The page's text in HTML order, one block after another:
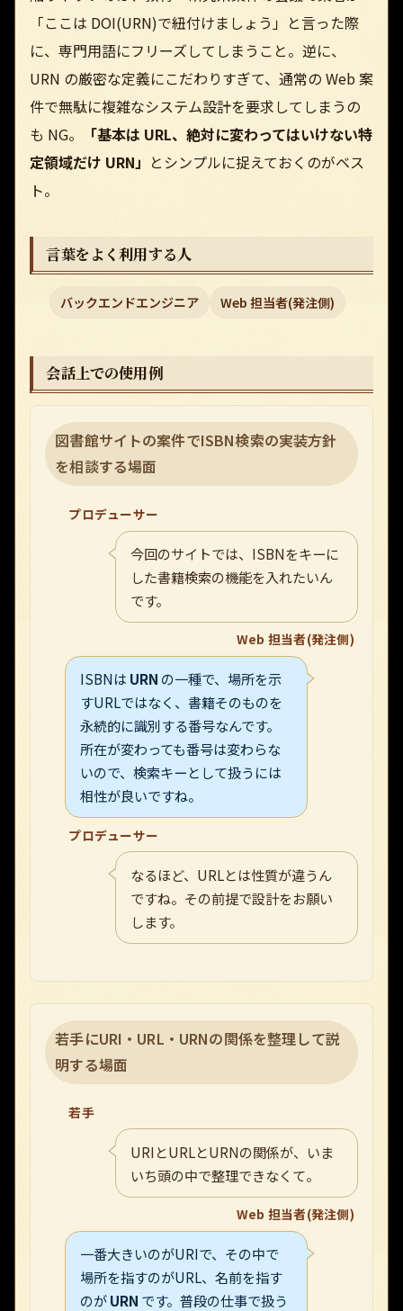
「ここは DOI(URN)で紐付けましょう」と言った際
に、専門用語にフリーズしてしまうこと。逆に、
URN の厳密な定義にこだわりすぎて、通常の Web 案
件で無駄に複雑なシステム設計を要求してしまうの
も NG。
「基本は URL、絶対に変わってはいけない特
定領域だけ URN」 とシンプルに捉えておくのがベス
ト。
言葉をよく利用する人
バックエンドエンジニア Web 担当者(発注側)
会話上での使用例
図書館サイトの案件でISBN検索の実装方針
を相談する場面
プロデューサー
今回のサイトでは、ISBNをキーに
した書籍検索の機能を入れたいん
です。
Web 担当者(発注側)
ISBNは URN の一種で、場所を示
すURLではなく、書籍そのものを
永続的に識別する番号なんです。
所在が変わっても番号は変わらな
いので、検索キーとして扱うには
相性が良いですね。
プロデューサー
なるほど、URLとは性質が違うん
ですね。その前提で設計をお願い
します。
若手にURI・URL・URNの関係を整理して説
明する場面
若手
URIとURLとURNの関係が、いま
いち頭の中で整理できなくて。
Web 担当者(発注側)
一番大きいのがURIで、その中で
場所を指すのがURL、名前を指す
のがURN です。普段の仕事で扱う